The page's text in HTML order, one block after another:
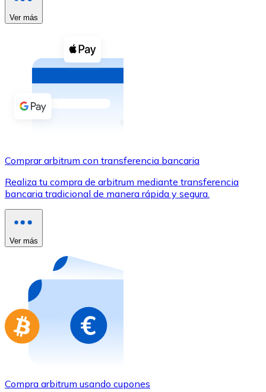
Ver todo
Compra criptomonedas con efectivo en tu tienda más
Comprar con efectivo
Transferencia SEPA
Utiliza tarjetas Visa y Mastercard para comprar
Comprar con tarjeta
Compra tarjetas regalo de tus marcas favoritas con
Ir a la tienda de tarjetas regalo
Ver más
Comprar arbitrum con transferencia bancaria
Realiza tu compra de arbitrum mediante transferencia
bancaria tradicional de manera rápida y segura.
Ver más
Compra arbitrum usando cupones